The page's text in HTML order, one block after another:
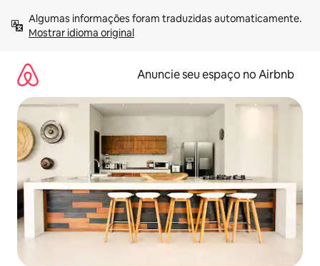
para
Mostrar idioma original
Anuncie seu espaço no Airbnb